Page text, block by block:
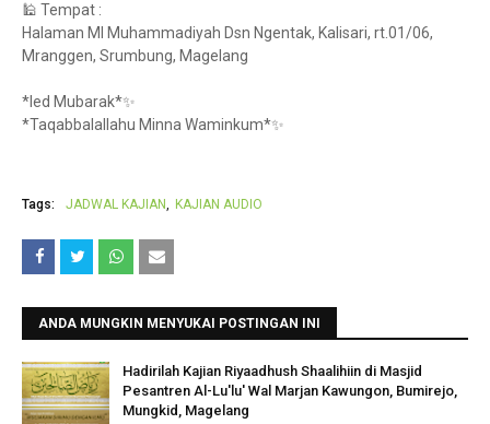
🕌 Tempat :
Halaman MI Muhammadiyah Dsn Ngentak, Kalisari, rt.01/06,
Mranggen, Srumbung, Magelang
*Ied Mubarak*✨
*Taqabbalallahu Minna Waminkum*✨
Tags: JADWAL KAJIAN KAJIAN AUDIO
ANDA MUNGKIN MENYUKAI POSTINGAN INI
Hadirilah Kajian Riyaadhush Shaalihiin di Masjid
Pesantren Al-Lu'lu' Wal Marjan Kawungon, Bumirejo,
Mungkid, Magelang